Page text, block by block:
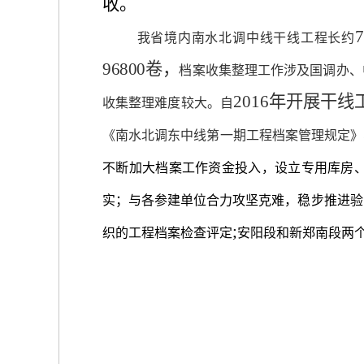
收。
我省境内南水北调中线干线工程长约
96800卷，档案收集整理工作涉及国调办
收集整理难度较大。 自2016年开展干线
《南水北调东中线第一期工程档案管理规定
不断加大档案工作资金投入，设立专用库房
实 ；与各参建单位合力攻坚克难，稳步推进
织的工程档案检查评定;安阳段和新郑南段两